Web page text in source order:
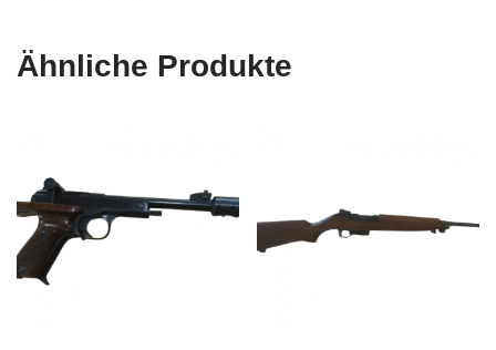
Ähnliche Produkte